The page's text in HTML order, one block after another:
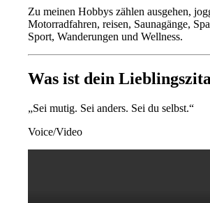
Zu meinen Hobbys zählen ausgehen,
Motorradfahren, reisen, Saunagänge,
Sport, Wanderungen und Wellness.
Was ist dein
„Sei mutig. Sei anders. Sei du selbst.“
Voice/Video